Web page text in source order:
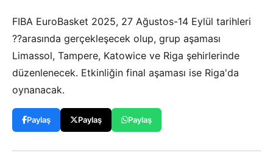
FIBA EuroBasket 2025, 27 Ağustos-14 Eylül tarihleri
??arasında gerçekleşecek olup, grup aşaması
Limassol, Tampere, Katowice ve Riga şehirlerinde
düzenlenecek. Etkinliğin final aşaması ise Riga'da
oynanacak.
Paylaş Paylaş Paylaş